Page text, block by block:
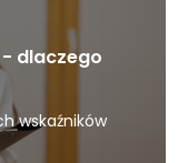
dlaczego
wskaźników